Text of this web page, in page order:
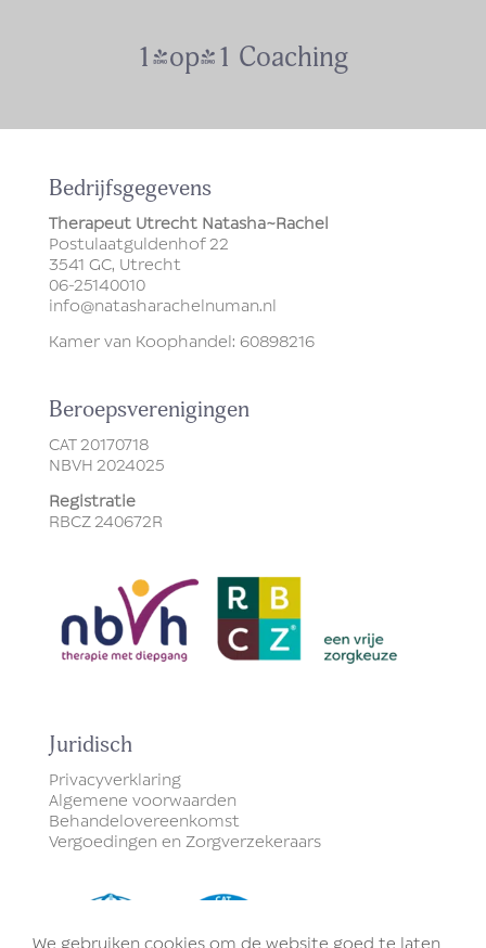
1-op-1 Coaching
Bedrijfsgegevens
Therapeut Utrecht Natasha~Rachel
Postulaatguldenhof 22
3541 GC, Utrecht
06-25140010
info@natasharachelnuman.nl
Kamer van Koophandel: 60898216
Beroepsverenigingen
CAT20170718
NBVH 2024025
Registratie
RBCZ240672R
Juridisch
Privacyverklaring
Algemene voorwaarden
Behandelovereenkomst
Vergoedingen en Zorgverzekeraars